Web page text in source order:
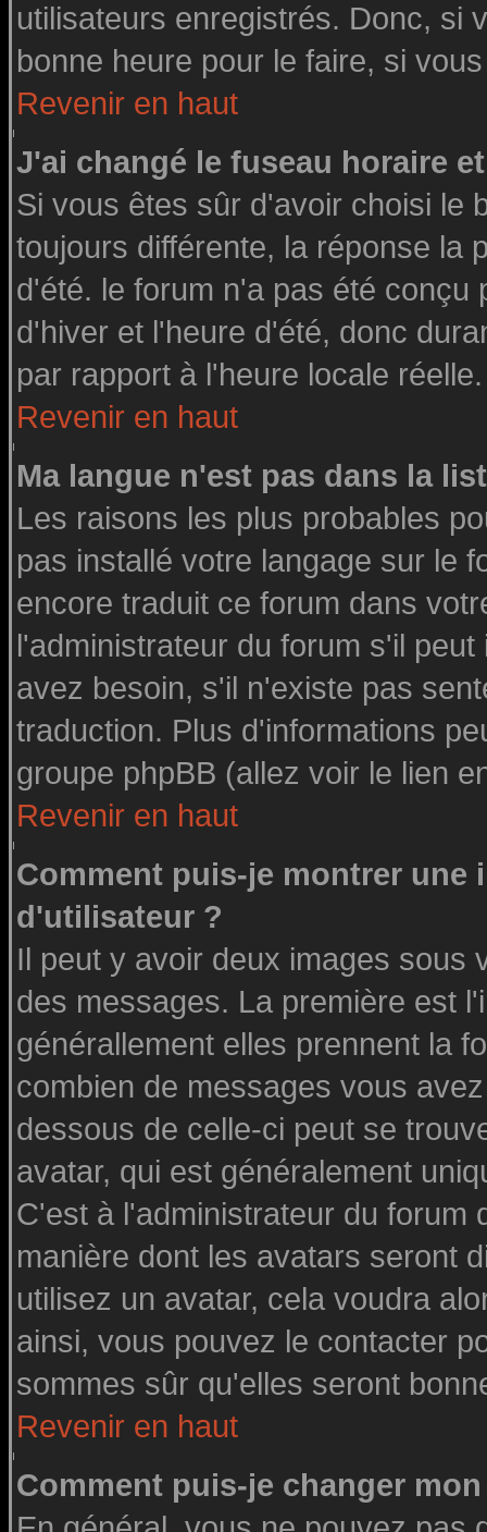
utilisateurs enregistrés. Donc, si
bonne heure pour le faire, si
Revenir en haut
J'ai changé le fuseau horaire
Si vous êtes sûr d'avoir choisi le
toujours différente, la réponse la
d'été. le forum n'a pas été conçu
d'hiver et l'heure d'été, donc
par rapport à l'heure locale réelle.
Revenir en haut
Ma langue n'est pas dans la
Les raisons les plus probables
pas installé votre langage sur le
encore traduit ce forum dans
l'administrateur du forum s'il
avez besoin, s'il n'existe pas
traduction. Plus d'informations
groupe phpBB (allez voir le lien
Revenir en haut
Comment puis-je montrer une
d'utilisateur ?
Il peut y avoir deux images sous
des messages. La première est
générallement elles prennent la
combien de messages vous
dessous de celle-ci peut se
avatar, qui est généralement
C'est à l'administrateur du forum
manière dont les avatars seront
utilisez un avatar, cela voudra
ainsi, vous pouvez le contacter
sommes sûr qu'elles seront
Revenir en haut
Comment puis-je changer